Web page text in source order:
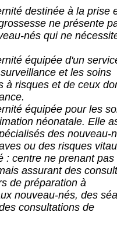
destinée à la prise
ne présente
nés qui ne
équipée d'un
et les soins
à risques et de ceux
équipée pour les
néonatale. Elle
des nouveau-
ou des risques
: centre ne prenant pas
assurant des
de préparation à
nouveau-nés, des
consultations de